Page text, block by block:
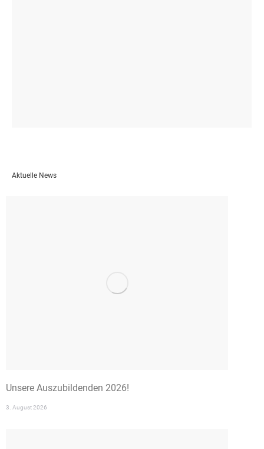
Aktuelle News
Unsere Auszubildenden 2026!
3. August 2026